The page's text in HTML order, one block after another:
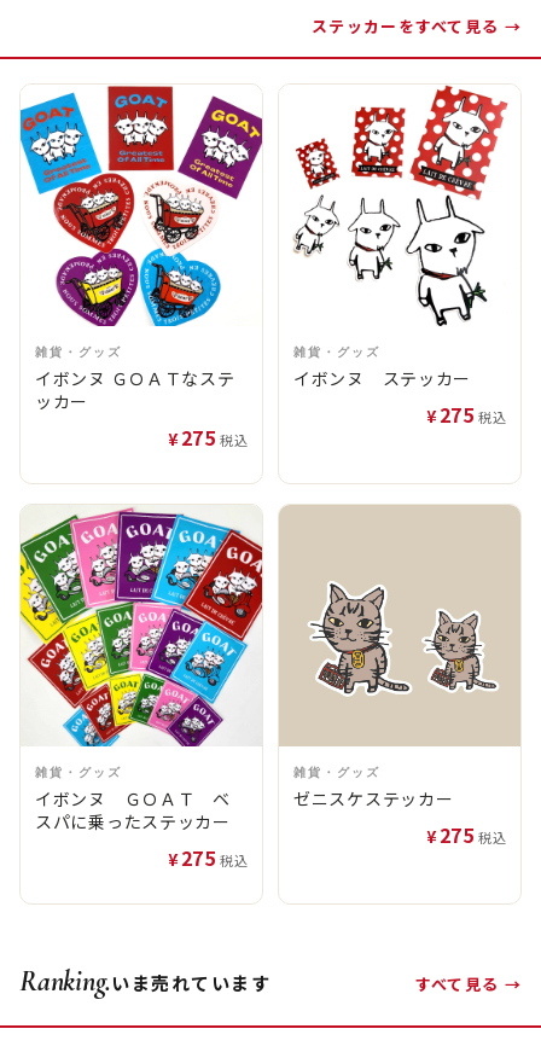
ステッカーをすべて見る →
雑貨・グッズ
イボンヌ ＧＯＡＴなステ
ッカー
¥275 税込
雑貨・グッズ
イボンヌ ステッカー
¥275 税込
雑貨・グッズ
イボンヌ ＧＯＡＴ ベ
スパに乗ったステッカー
¥275 税込
雑貨・グッズ
ゼニスケステッカー
¥275 税込
Ranking.いま売れています すべて見る →